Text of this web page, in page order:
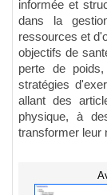
informée et
dans la
ressources et
objectifs de
perte de
stratégies
allant des
physique, à
transformer leur